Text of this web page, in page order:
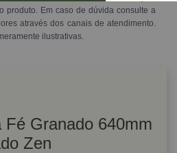
produto. Em caso de dúvida consulte a
através dos canais de atendimento.
ilustrativas.
Fé Granado 640mm
Zen